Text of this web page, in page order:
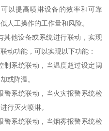
以提高喷淋设备的效率和可靠
人工操作的工作量和风险。
其他设备或系统进行联动，实现
动功能，可以实现以下功能：
制系统联动，当温度超过设定阈
或降温。
警系统联动，当火灾报警系统检
行灭火喷淋。
警系统联动，当烟雾报警系统检